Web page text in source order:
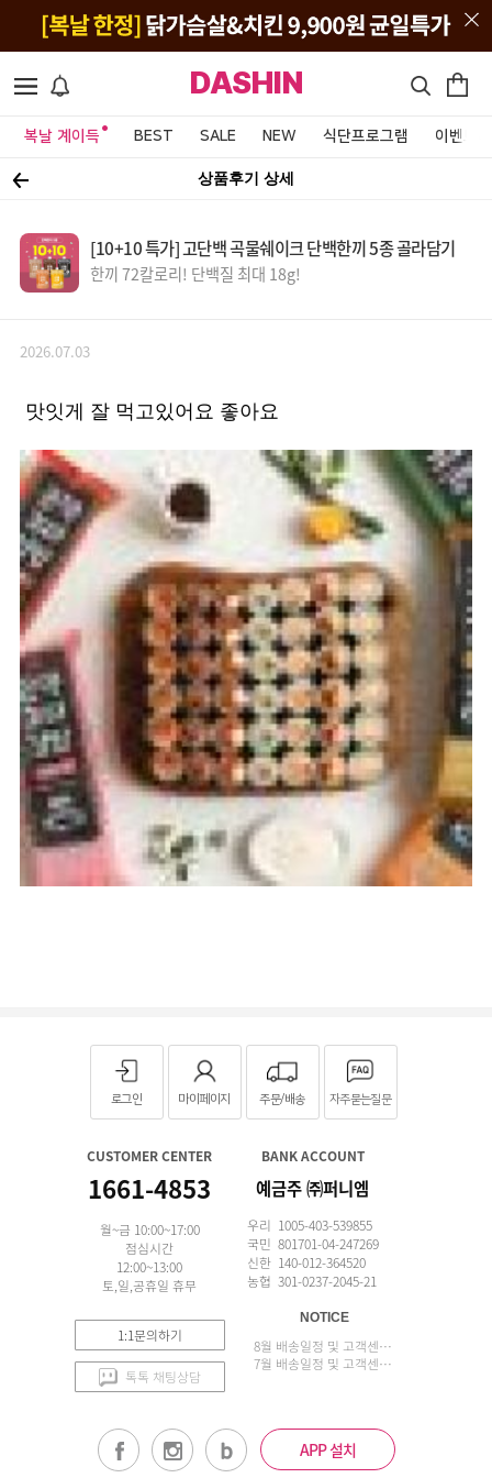
DASHIN
복날 계이득 BEST SALE NEW 식단프로그램 이벤트&
상품후기 상세
[10+10 특가] 고단백 곡물쉐이크 단백한끼 5종 골라담기
한끼 72칼로리! 단백질 최대 18g!
2026.07.03
맛잇게 잘 먹고있어요 좋아요
로그인 마이페이지 주문/배송 자주묻는질문
CUSTOMER CENTER
1661-4853
월~금 10:00~17:00
점심시간
12:00~13:00
토,일,공휴일 휴무
1:1문의하기
톡톡 채팅상담
BANK ACCOUNT
예금주 ㈜퍼니엠
우리 1005-403-539855
국민 801701-04-247269
신한 140-012-364520
농협 301-0237-2045-21
NOTICE
8월 배송일정 및 고객센터 업무 안내
7월 배송일정 및 고객센터 업무 안내
APP 설치